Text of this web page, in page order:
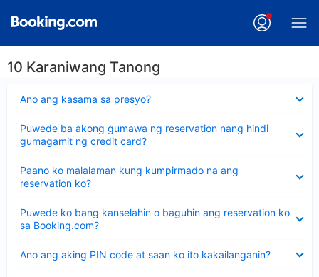
10 Karaniwang Tanong
Ano ang kasama sa presyo?
ang
Puwede ba akong gumawa ng reservation nang hindi
gumagamit ng credit card?
ang
sagot
Paano ko malalaman kung kumpirmado na ang
reservation ko?
ang
sagot
Puwede ko bang kanselahin o baguhin ang reservation ko
sa Booking.com?
ang
sagot
Ano ang aking PIN code at saan ko ito kakailanganin?
ang